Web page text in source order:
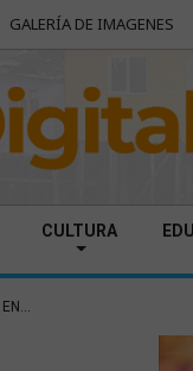
GALERÍA DE IMAGENES
CULTURA